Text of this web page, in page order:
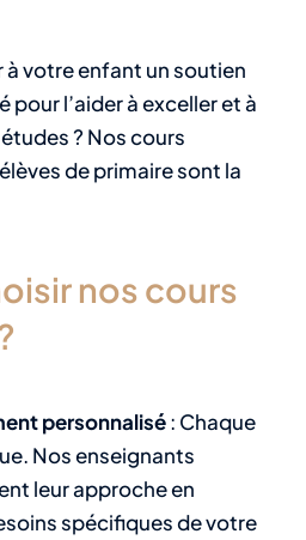
votre enfant un soutien
l’aider à exceller et à
? Nos cours
de primaire sont la
nos cours
personnalisé: Chaque
Nos enseignants
leur approche en
spécifiques de votre